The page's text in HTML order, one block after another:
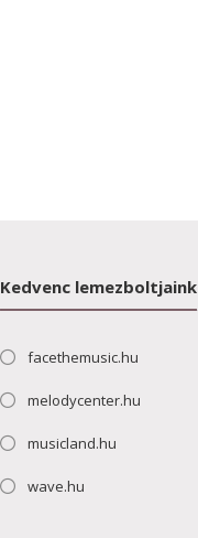
Kedvenc lemezboltjaink
facethemusic.hu
melodycenter.hu
musicland.hu
wave.hu